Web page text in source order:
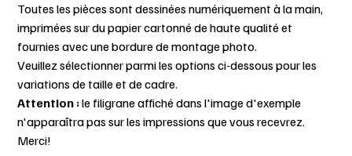
Toutes les pièces sont dessinées numériquement à la main,
imprimées sur du papier cartonné de haute qualité et
fournies avec une bordure de montage photo.
Veuillez sélectionner parmi les options ci-dessous pour les
variations de taille et de cadre.
Attention :le filigrane affiché dans l'image d'exemple
n'apparaîtra pas sur les impressions que vous recevrez.
Merci!